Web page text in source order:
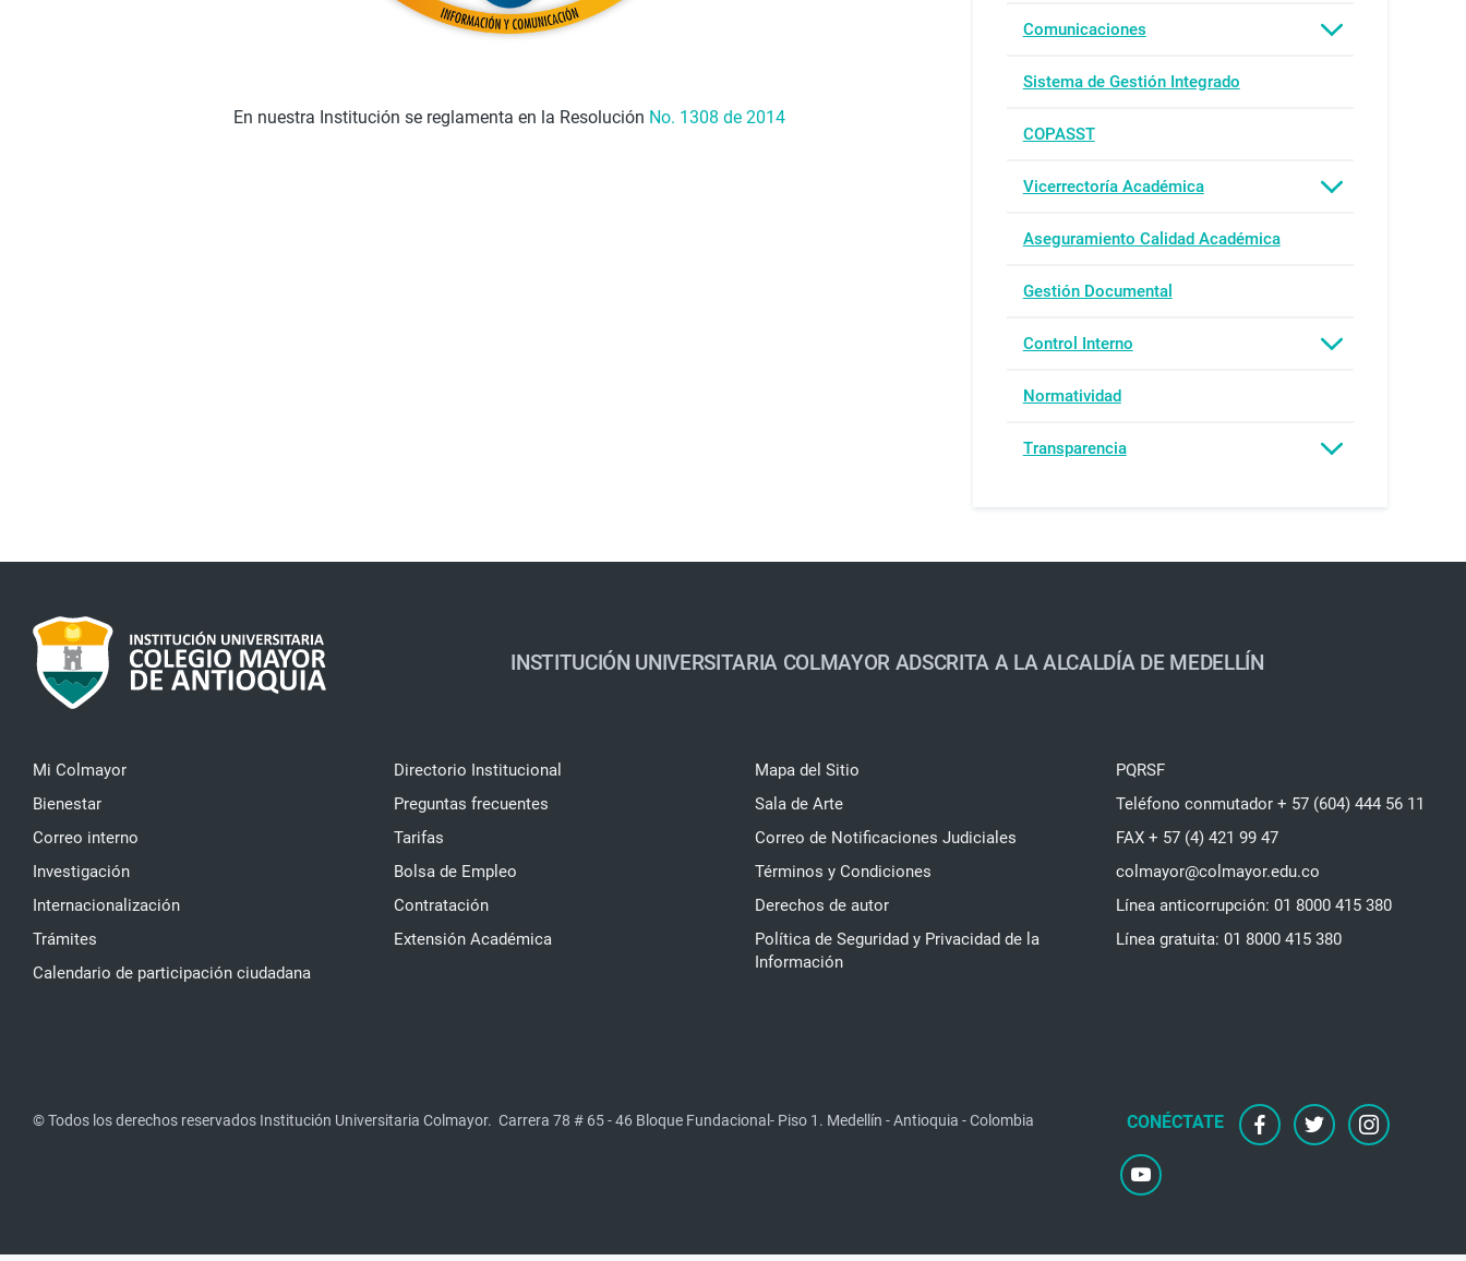
En nuestra Institución se reglamenta en la Resolución No. 1308 de 2014
Comunicaciones
Sistema de Gestión Integrado
COPASST
Vicerrectoría Académica
Aseguramiento Calidad Académica
Gestión Documental
Control Interno
Normatividad
Transparencia
INSTITUCIÓN UNIVERSITARIA COLMAYOR ADSCRITA A LA ALCALDÍA DE MEDELLÍN
Mi Colmayor
Bienestar
Correo interno
Investigación
Internacionalización
Trámites
Calendario de participación ciudadana
Directorio Institucional
Preguntas frecuentes
Tarifas
Bolsa de Empleo
Contratación
Extensión Académica
Mapa del Sitio
Sala de Arte
Correo de Notificaciones Judiciales
Términos y Condiciones
Derechos de autor
Política de Seguridad y Privacidad de la
Información
PQRSF
Teléfono conmutador + 57 (604) 444 56 11
FAX + 57 (4) 421 99 47
colmayor@colmayor.edu.co
Línea anticorrupción: 01 8000 415 380
Línea gratuita: 01 8000 415 380
© Todos los derechos reservados Institución Universitaria Colmayor. Carrera 78 # 65 - 46 Bloque Fundacional- Piso 1. Medellín - Antioquia - Colombia facebooktwitter instagram
youtube